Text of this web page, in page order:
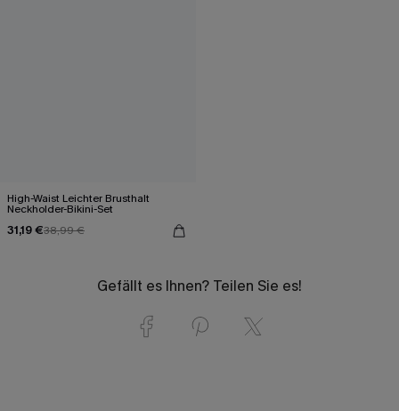
High-Waist Leichter Brusthalt
Neckholder-Bikini-Set
31,19 €38,99 €
Gefällt es Ihnen? Teilen Sie es!